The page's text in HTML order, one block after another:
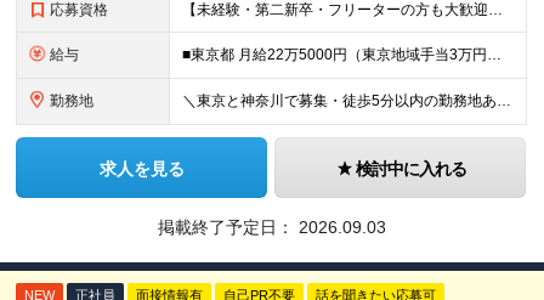
応募資格 【未経験・第二新卒・フリーターの方も大歓迎！】 ●高卒以上 ●要普通自動車免許（AT限定可） ※特別な経験やスキルは一切不問です！ ★求める人物像★ ・「ほどほどに、無理なく長く働きたい」方 ・安定
給与 ■東京都 月給22万5000円（東京地域手当3万円含）～25万円＋残業代全額支給＋各種手当 ■神奈川県 月給19万5000円～24万円＋残業代全額支給＋各種手当 ※年齢・経験を考慮し決定 ※試用期
勤務地 ＼東京と神奈川で募集・徒歩5分以内の勤務地あり／ ■根岸事務所 東京都台東区根岸5-6-14 根岸5光ビル ■阿佐ヶ谷事務所 東京都杉並区成田東4-38-25 ■大橋事務所 東京都目黒区大橋2-8-1
求人を見る 検討中に入れる
掲載終了予定日： 2026.09.03
NEW 正社員 面接情報有 自己PR不要 話を聞きたい応募可